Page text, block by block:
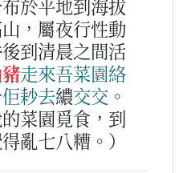
於平地到海拔
，屬夜行性動
到清晨之間活
走來吾菜園絡
佢耖去繷交交 。
的菜園覓食，到
亂七八糟。）